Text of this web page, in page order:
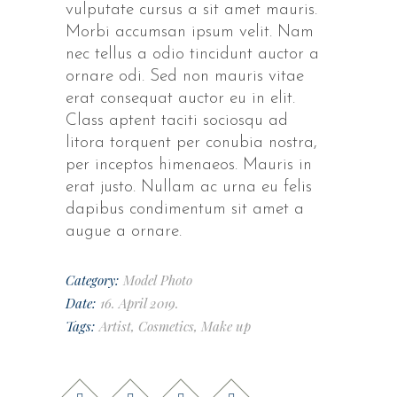
vulputate cursus a sit amet mauris.
Morbi accumsan ipsum velit. Nam
nec tellus a odio tincidunt auctor a
ornare odi. Sed non mauris vitae
erat consequat auctor eu in elit.
Class aptent taciti sociosqu ad
litora torquent per conubia nostra,
per inceptos himenaeos. Mauris in
erat justo. Nullam ac urna eu felis
dapibus condimentum sit amet a
augue a ornare.
Category: Model Photo
Date: 16. April 2019.
Tags: Artist, Cosmetics, Make up